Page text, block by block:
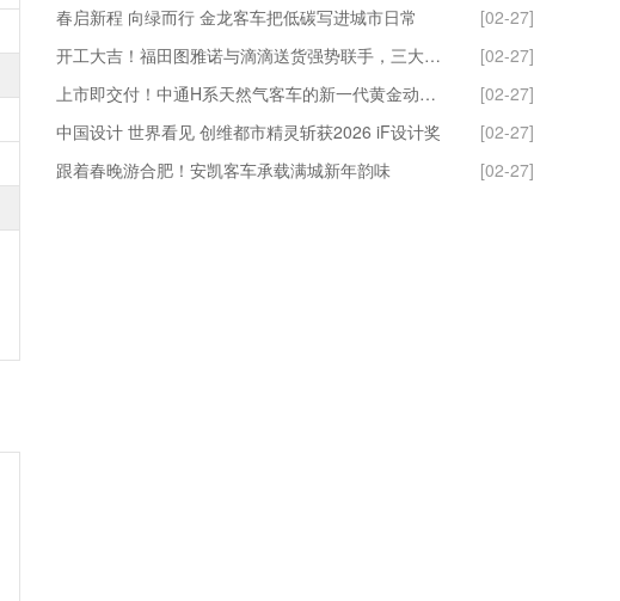
春启新程 向绿而行 金龙客车把低碳写进城市日常
[02-27]
开工大吉！福田图雅诺与滴滴送货强势联手，三大权益派送中！
[02-27]
上市即交付！中通H系天然气客车的新一代黄金动力链到底什么来头？
[02-27]
中国设计 世界看见 创维都市精灵斩获2026 iF设计奖
[02-27]
跟着春晚游合肥！安凯客车承载满城新年韵味
[02-27]